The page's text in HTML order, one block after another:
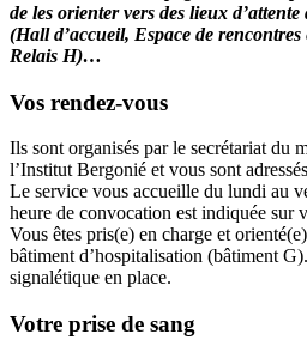
de les orienter vers des lieux
(Hall d’accueil, Espace de
Relais H)…
Vos rendez-vous
Ils sont organisés par le secrétariat du
l’Institut Bergonié et vous sont
Le service vous accueille du lundi au
heure de convocation est indiquée sur
Vous êtes pris(e) en charge et
bâtiment d’hospitalisation (bâtiment
signalétique en place.
Votre prise de sang